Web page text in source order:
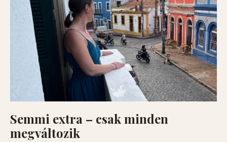
Semmi extra – csak minden
megváltozik